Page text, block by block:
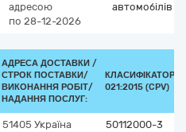
адресою
по 28-12-2026
автомобілів
АДРЕСА ДОСТАВКИ /
СТРОК ПОСТАВКИ/
ВИКОНАННЯ РОБІТ/
НАДАННЯ ПОСЛУГ:
КЛАСИФІКАТОР
021:2015 (CPV)
51405 Україна
50112000-3